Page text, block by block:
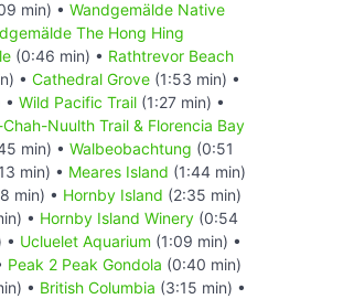
min) • Wandgemälde Native
The Hong Hing
(0:46 min) • Rathtrevor Beach
• Cathedral Grove (1:53 min) •
• Wild Pacific Trail (1:27 min) •
Nuulth Trail & Florencia Bay
min) • Walbeobachtung (0:51
min) • Meares Island (1:44 min)
min) • Hornby Island (2:35 min)
• Hornby Island Winery (0:54
• Ucluelet Aquarium (1:09 min) •
Peak 2 Peak Gondola (0:40 min)
• British Columbia (3:15 min) •